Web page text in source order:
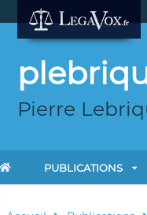
Pierre
PUBLICATIONS